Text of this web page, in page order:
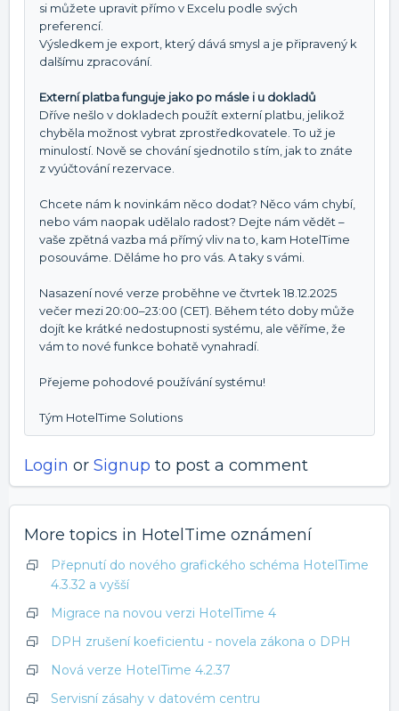
si můžete upravit přímo v Excelu podle svých
preferencí.
Výsledkem je export, který dává smysl a je připravený k
dalšímu zpracování.
Externí platba funguje jako po másle i u dokladů
Dříve nešlo v dokladech použít externí platbu, jelikož
chyběla možnost vybrat zprostředkovatele. To už je
minulostí. Nově se chování sjednotilo s tím, jak to znáte
z vyúčtování rezervace.
Chcete nám k novinkám něco dodat? Něco vám chybí,
nebo vám naopak udělalo radost? Dejte nám vědět –
vaše zpětná vazba má přímý vliv na to, kam HotelTime
posouváme. Děláme ho pro vás. A taky s vámi.
Nasazení nové verze proběhne ve čtvrtek 18.12.2025
večer mezi 20:00–23:00 (CET). Během této doby může
dojít ke krátké nedostupnosti systému, ale věříme, že
vám to nové funkce bohatě vynahradí.
Přejeme pohodové používání systému!
Tým HotelTime Solutions
Login or Signup to post a comment
More topics in HotelTime oznámení
Přepnutí do nového grafického schéma HotelTime
4.3.32 a vyšší
Migrace na novou verzi HotelTime 4
DPH zrušení koeficientu - novela zákona o DPH
Nová verze HotelTime 4.2.37
Servisní zásahy v datovém centru